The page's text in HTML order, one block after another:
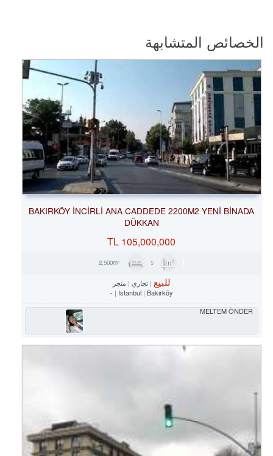
الخصائص المتشابهة
BAKIRKÖY İNCİRLİ ANA CADDEDE 2200M2 YENİ BİNADA
DÜKKAN
TL 105,000,000
5
للبيع تجاري
متجر
Istanbul Bakırköy
-
MELTEM ÖNDER